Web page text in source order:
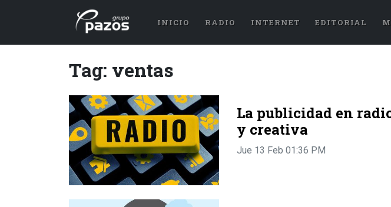
INICIO RADIO INTERNET EDITORIAL
Tag: ventas
La publicidad en
y creativa
Jue 13 Feb 01:36 PM